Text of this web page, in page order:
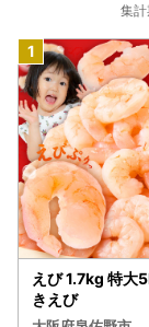
【重要】ご依
先変更はお承
「発送完了メ
配送業者にお
配送期日は、
同日にお申込い
り、別々に配
梱包破損の状
い。
※1月1日～10日
ださい。※
※指定日配送を
集
えび 1.7kg 特大
きえび